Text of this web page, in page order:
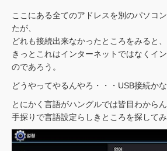
ここにある全てのアドレスを別のパソコ
たが、
どれも接続出来なかったところをみると、
きっとこれはインターネットではなくイ
のであろう。
どうやってやるんやろ・・・USB接続かな
とにかく言語がハングルでは皆目わからん
手探りで言語設定らしきところを探してみ